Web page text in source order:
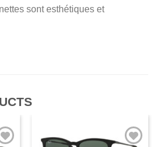
sont esthétiques et